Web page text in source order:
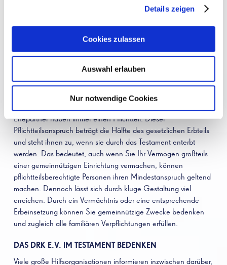
Details zeigen
Cookies zulassen
Auswahl erlauben
Nur notwendige Cookies
wird, übernimmt aber keine Schulden. In der Praxis werden in
vielen Testamenten zunächst die Erben bestimmt und
anschließend zusätzliche Vermächtnisse angeordnet, um
unterstützen möchten, können Sie dies entweder tun, indem
Sie diese als Miterbe oder Alleinerbe einsetzen, oder indem Sie
ein Vermächtnis zugunsten der Organisation anordnen.
Ehepartner haben immer einen Pflichtteil. Dieser
Pflichtteilsanspruch beträgt die Hälfte des gesetzlichen Erbteils
und steht ihnen zu, wenn sie durch das Testament enterbt
werden. Das bedeutet, auch wenn Sie Ihr Vermögen großteils
einer gemeinnützigen Einrichtung vermachen, können
pflichtteilsberechtigte Personen ihren Mindestanspruch geltend
machen. Dennoch lässt sich durch kluge Gestaltung viel
erreichen: Durch ein Vermächtnis oder eine entsprechende
Erbeinsetzung können Sie gemeinnützige Zwecke bedenken
und zugleich alle familiären Verpflichtungen erfüllen.
DAS DRK E.V. IM TESTAMENT BEDENKEN
Viele große Hilfsorganisationen informieren inzwischen darüber,